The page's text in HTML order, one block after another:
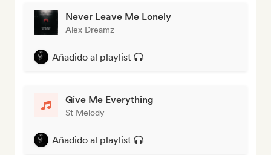
Never Leave Me Lonely
Alex Dreamz
Añadido al playlist
Give Me Everything
St Melody
Añadido al playlist